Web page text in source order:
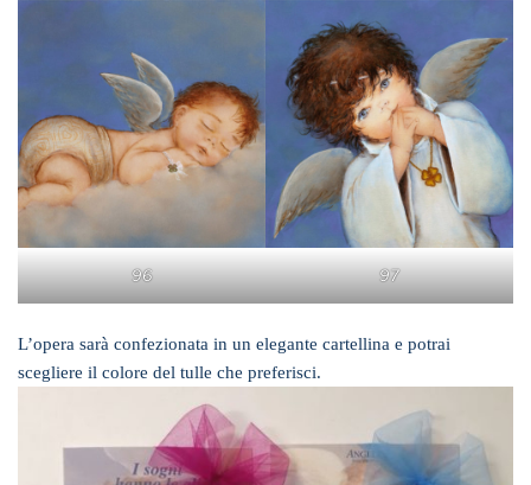
96 97
L’opera sarà confezionata in un elegante cartellina e potrai
scegliere il colore del tulle che preferisci.